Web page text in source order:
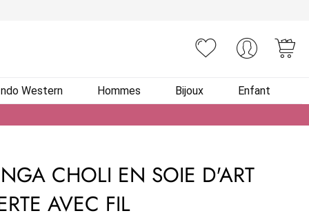
Western Hommes Bijoux Enfant
CHOLI EN SOIE D'ART
AVEC FIL